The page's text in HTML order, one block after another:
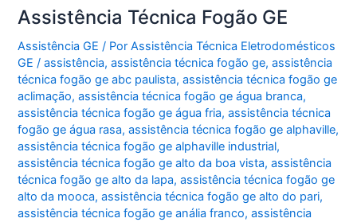
Assistência Técnica Fogão GE
Assistência GE / PorAssistência Técnica Eletrodomésticos
GE/assistência,assistência técnica fogão ge,assistência
técnica fogão ge abc paulista,assistência técnica fogão ge
aclimação,assistência técnica fogão ge água branca,
assistência técnica fogão ge água fria,assistência técnica
fogão ge água rasa,assistência técnica fogão ge alphaville,
assistência técnica fogão ge alphaville industrial,
assistência técnica fogão ge alto da boa vista,assistência
técnica fogão ge alto da lapa,assistência técnica fogão ge
alto da mooca,assistência técnica fogão ge alto do pari,
assistência técnica fogão ge anália franco,assistência